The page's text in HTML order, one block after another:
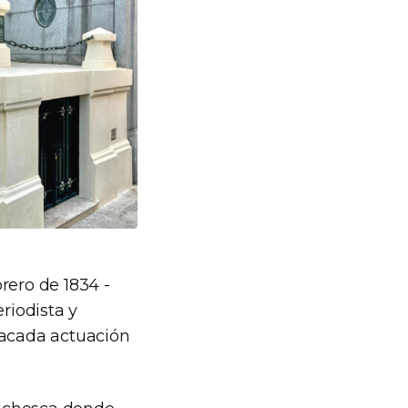
de 1834 -
y
actuación